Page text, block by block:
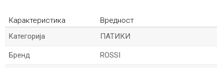
Карактеристика
Вредност
Kатегорија
ПАТИКИ
Бренд ROSSI